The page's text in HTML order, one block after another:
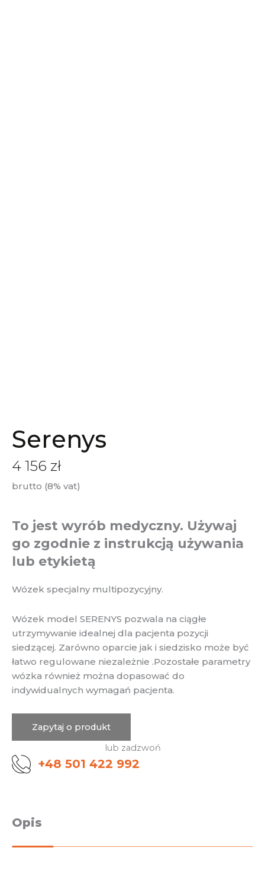
Serenys
4 156 zł
brutto (8% vat)
To jest wyrób medyczny. Używaj
go zgodnie z instrukcją używania
lub etykietą
Wózek specjalny multipozycyjny.
Wózek model SERENYS pozwala na ciągłe
utrzymywanie idealnej dla pacjenta pozycji
siedzącej. Zarówno oparcie jak i siedzisko może być
łatwo regulowane niezależnie .Pozostałe parametry
wózka również można dopasować do
indywidualnych wymagań pacjenta.
Zapytaj o produkt
lub zadzwoń
+48 501 422 992
Opis